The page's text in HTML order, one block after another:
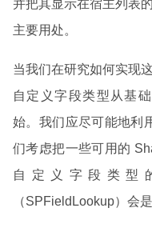
并把其显示在宿主列表
主要用处。
当我们在研究如何实现
自定义字段类型从基
始。我们应尽可能地利
们考虑把一些可用的
自定义字段类型
（SPFieldLookup）会